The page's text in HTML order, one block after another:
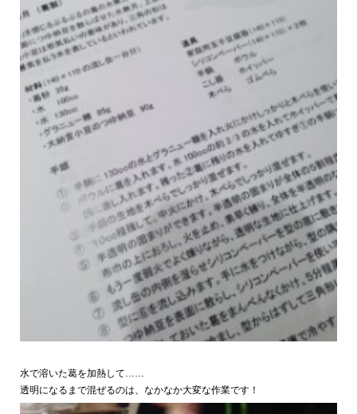
水で溶いた葛を加熱して……
透明になるまで混ぜるのは、なかなか大変な作業です！